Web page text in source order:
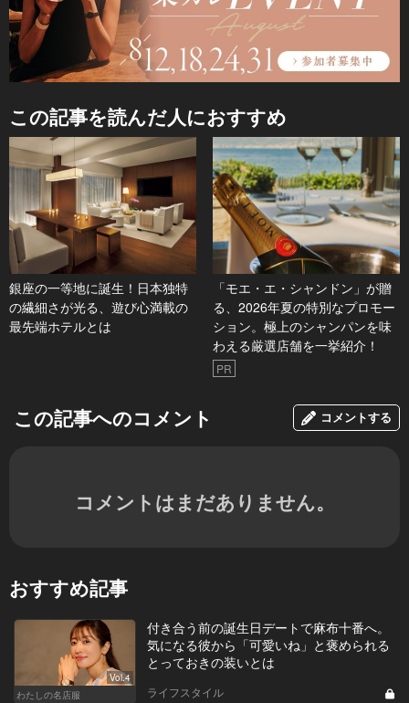
この記事を読んだ人におすすめ
銀座の一等地に誕生！日本独特
の繊細さが光る、遊び心満載の
最先端ホテルとは
「モエ・エ・シャンドン」が贈
る、2026年夏の特別なプロモー
ション。極上のシャンパンを味
わえる厳選店舗を一挙紹介！
PR
この記事へのコメント コメントする
コメントはまだありません。
おすすめ記事
Vol.4
わたしの名店服
付き合う前の誕生日デートで麻布十番へ。
気になる彼から「可愛いね」と褒められる
とっておきの装いとは
ライフスタイル